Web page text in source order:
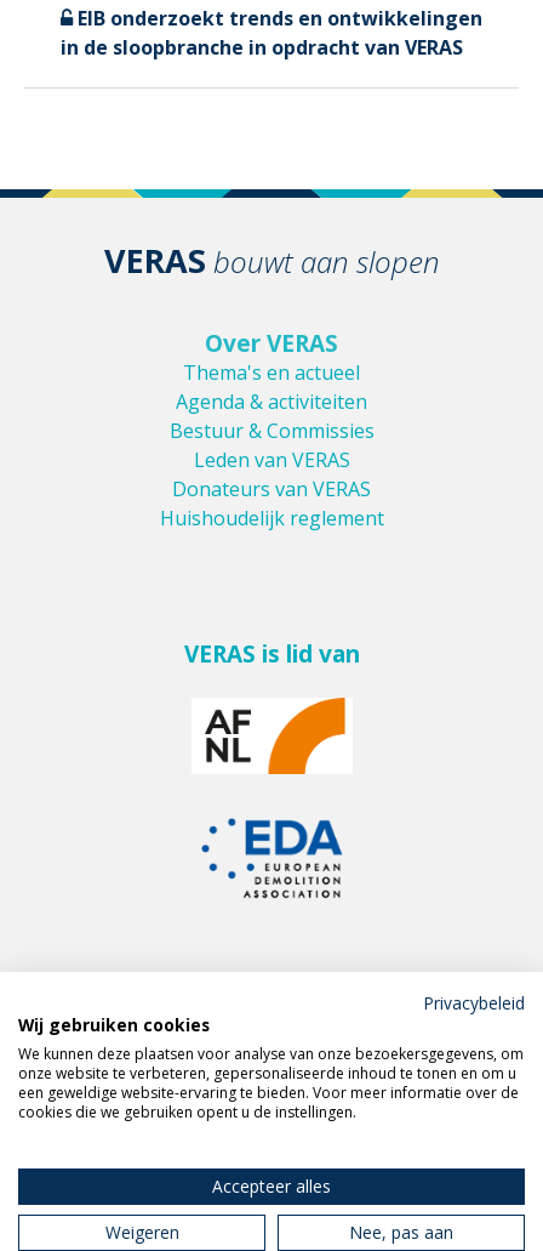
EIB onderzoekt trends en ontwikkelingen
in de sloopbranche in opdracht van VERAS
VERAS bouwt aan slopen
Over VERAS
Thema's en actueel
Agenda & activiteiten
Bestuur & Commissies
Leden van VERAS
Donateurs van VERAS
Huishoudelijk reglement
VERAS is lid van
Meld je aan voor de
VERAS nieuwsbrief
Volg VERAS op
Privacybeleid
Wij gebruiken cookies
We kunnen deze plaatsen voor analyse van onze bezoekersgegevens, om
onze website te verbeteren, gepersonaliseerde inhoud te tonen en om u
een geweldige website-ervaring te bieden. Voor meer informatie over de
cookies die we gebruiken opent u de instellingen.
Accepteer alles
Weigeren
Nee, pas aan